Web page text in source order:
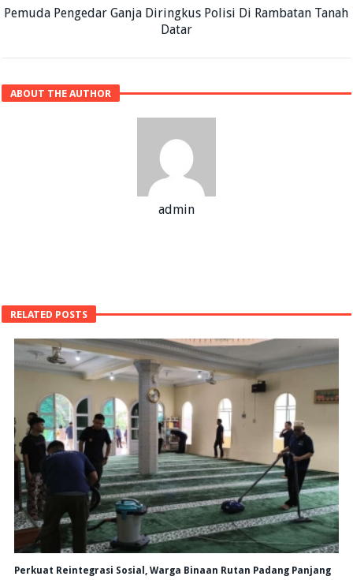
Pemuda Pengedar Ganja Diringkus Polisi Di Rambatan Tanah
Datar
ABOUT THE AUTHOR
admin
RELATED POSTS
Perkuat Reintegrasi Sosial, Warga Binaan Rutan Padang Panjang